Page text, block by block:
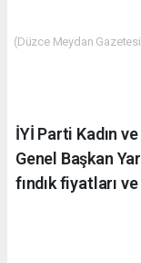
(Düzce Meydan
İYİ Parti Kadın
Genel Başkan
fındık fiyatları